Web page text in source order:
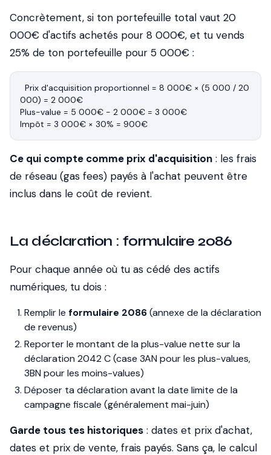
Concrètement, si ton portefeuille total vaut 20
000€ d'actifs achetés pour 8 000€, et tu vends
25% de ton portefeuille pour 5 000€ :
Prix d'acquisition proportionnel = 8 000€ × (5 000 / 20
000) = 2 000€
Plus-value = 5 000€ - 2 000€ = 3 000€
Ce qui compte comme prix d'acquisition : les frais
de réseau (gas fees) payés à l'achat peuvent être
inclus dans le coût de revient.
La déclaration : formulaire 2086
Pour chaque année où tu as cédé des actifs
numériques, tu dois :
Remplir le formulaire 2086(annexe de la déclaration
de revenus)
Reporter le montant de la plus-value nette sur la
déclaration 2042 C (case 3AN pour les plus-values,
3BN pour les moins-values)
Déposer ta déclaration avant la date limite de la
campagne fiscale (généralement mai-juin)
Garde tous tes historiques : dates et prix d'achat,
dates et prix de vente, frais payés. Sans ça, le calcul